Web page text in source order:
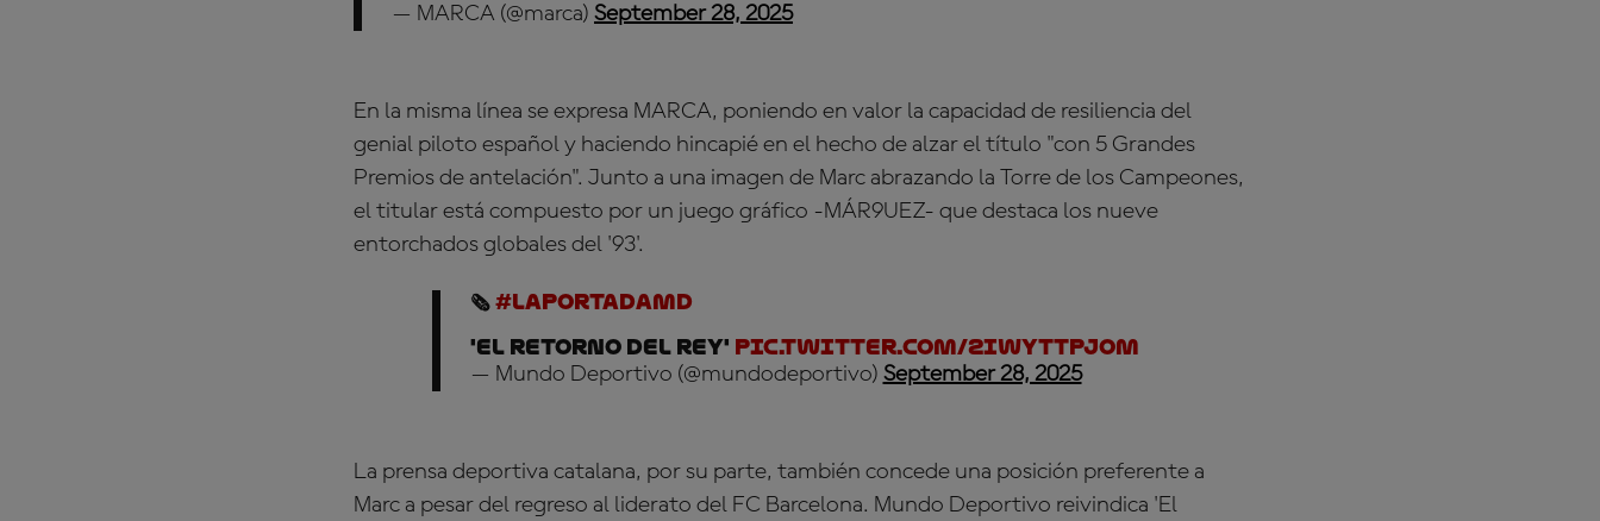
— MARCA (@marca) September 28, 2025
En la misma línea se expresa MARCA, poniendo en valor la capacidad de resiliencia del
genial piloto español y haciendo hincapié en el hecho de alzar el título "con 5 Grandes
Premios de antelación". Junto a una imagen de Marc abrazando la Torre de los Campeones,
el titular está compuesto por un juego gráfico -MÁR9UEZ- que destaca los nueve
entorchados globales del '93'.
🗞️#LaPortadaMD
'El retorno del Rey' pic.twitter.com/2IwyTtPJom
— Mundo Deportivo (@mundodeportivo) September 28, 2025
La prensa deportiva catalana, por su parte, también concede una posición preferente a
Marc a pesar del regreso al liderato del FC Barcelona. Mundo Deportivo reivindica 'El